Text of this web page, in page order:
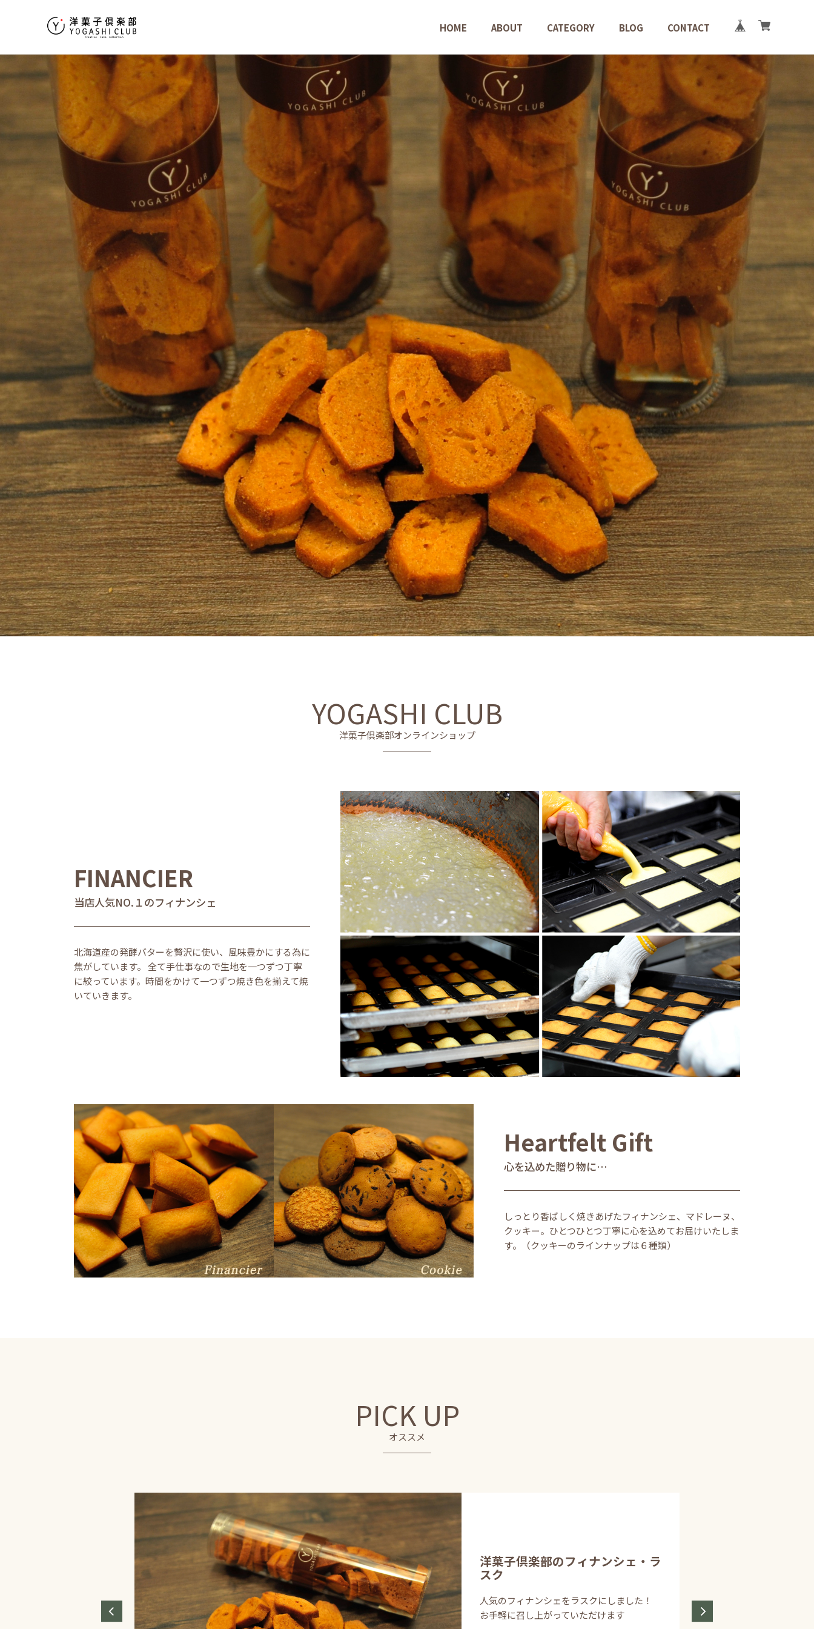
HOME ABOUT CATEGORY BLOG CONTACT
YOGASHI CLUB
洋菓子倶楽部オンラインショップ
FINANCIER
当店人気NO.１のフィナンシェ
北海道産の発酵バターを贅沢に使い、風味豊かにする為に
焦がしています。 全て手仕事なので生地を一つずつ丁寧
に絞っています。時間をかけて一つずつ焼き色を揃えて焼
いていきます。
Heartfelt Gift
心を込めた贈り物に…
しっとり香ばしく焼きあげたフィナンシェ、マドレーヌ、
クッキー。ひとつひとつ丁寧に心を込めてお届けいたしま
す。（クッキーのラインナップは６種類）
PICK UP
オススメ
ンシェを20個詰め合わせ
洋菓子倶楽部のフィナンシェ・ラ
スク
人気のフィナンシェをラスクにしました！
お手軽に召し上がっていただけます